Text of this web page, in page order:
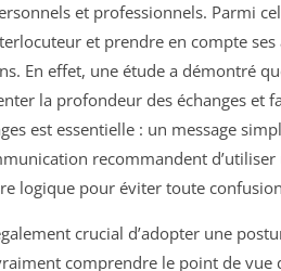
et professionnels. Parmi
et prendre en compte
En effet, une étude a démontré
la profondeur des échanges et
est essentielle : un message
recommandent
logique pour éviter toute
crucial d’adopter une
comprendre le point de vue